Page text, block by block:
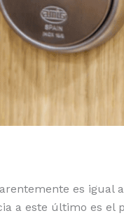
es igual
a este último es el